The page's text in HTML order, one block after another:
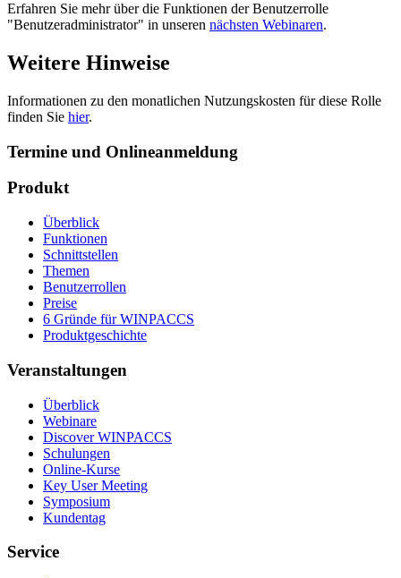
Erfahren Sie mehr über die Funktionen der Benutzerrolle
"Benutzeradministrator" in unseren nächsten Webinaren.
Weitere Hinweise
Informationen zu den monatlichen Nutzungskosten für diese Rolle
finden Sie hier.
Termine und Onlineanmeldung
Produkt
Überblick
Funktionen
Schnittstellen
Themen
Benutzerrollen
Preise
6 Gründe für WINPACCS
Produktgeschichte
Veranstaltungen
Überblick
Webinare
Discover WINPACCS
Schulungen
Online-Kurse
Key User Meeting
Symposium
Kundentag
Service